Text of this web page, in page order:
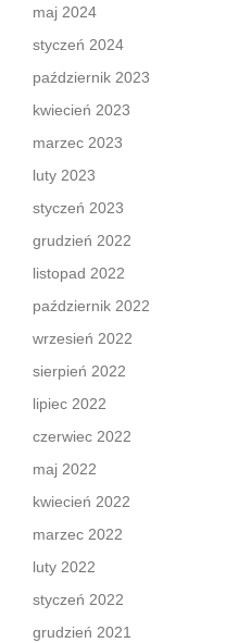
maj 2024
styczeń 2024
październik 2023
kwiecień 2023
marzec 2023
luty 2023
styczeń 2023
grudzień 2022
listopad 2022
październik 2022
wrzesień 2022
sierpień 2022
lipiec 2022
czerwiec 2022
maj 2022
kwiecień 2022
marzec 2022
luty 2022
styczeń 2022
grudzień 2021